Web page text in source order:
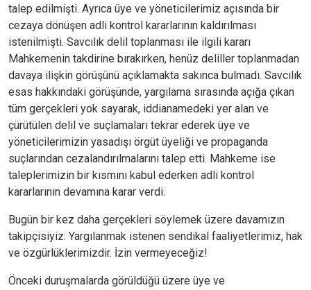
talep edilmişti. Ayrıca üye ve yöneticilerimiz açısında bir
cezaya dönüşen adli kontrol kararlarının kaldırılması
istenilmişti. Savcılık delil toplanması ile ilgili kararı
Mahkemenin takdirine bırakırken, henüz deliller toplanmadan
davaya ilişkin görüşünü açıklamakta sakınca bulmadı. Savcılık
esas hakkındaki görüşünde, yargılama sırasında açığa çıkan
tüm gerçekleri yok sayarak, iddianamedeki yer alan ve
çürütülen delil ve suçlamaları tekrar ederek üye ve
yöneticilerimizin yasadışı örgüt üyeliği ve propaganda
suçlarından cezalandırılmalarını talep etti. Mahkeme ise
taleplerimizin bir kısmını kabul ederken adli kontrol
kararlarının devamına karar verdi.
Bugün bir kez daha gerçekleri söylemek üzere davamızın
takipçisiyiz: Yargılanmak istenen sendikal faaliyetlerimiz, hak
ve özgürlüklerimizdir. İzin vermeyeceğiz!
Önceki duruşmalarda görüldüğü üzere üye ve